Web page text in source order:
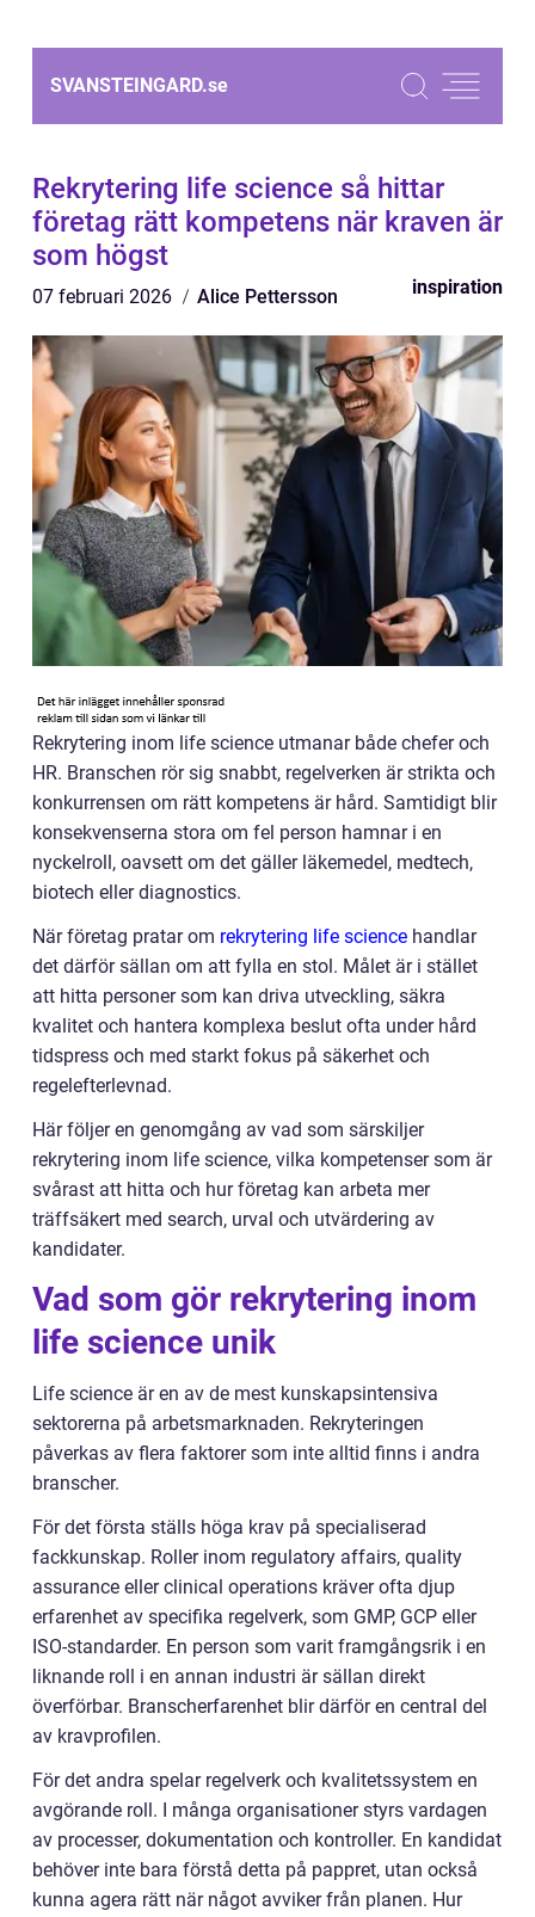
SVANSTEINGARD.se
Rekrytering life science så hittar
företag rätt kompetens när kraven är
som högst
07 februari 2026 Alice Pettersson inspiration
Rekrytering inom life science utmanar både chefer och
HR. Branschen rör sig snabbt, regelverken är strikta och
konkurrensen om rätt kompetens är hård. Samtidigt blir
konsekvenserna stora om fel person hamnar i en
nyckelroll, oavsett om det gäller läkemedel, medtech,
biotech eller diagnostics.
När företag pratar om rekrytering life science handlar
det därför sällan om att fylla en stol. Målet är i stället
att hitta personer som kan driva utveckling, säkra
kvalitet och hantera komplexa beslut ofta under hård
tidspress och med starkt fokus på säkerhet och
regelefterlevnad.
Här följer en genomgång av vad som särskiljer
rekrytering inom life science, vilka kompetenser som är
svårast att hitta och hur företag kan arbeta mer
träffsäkert med search, urval och utvärdering av
kandidater.
Vad som gör rekrytering inom
life science unik
Life science är en av de mest kunskapsintensiva
sektorerna på arbetsmarknaden. Rekryteringen
påverkas av flera faktorer som inte alltid finns i andra
branscher.
För det första ställs höga krav på specialiserad
fackkunskap. Roller inom regulatory affairs, quality
assurance eller clinical operations kräver ofta djup
erfarenhet av specifika regelverk, som GMP, GCP eller
ISO-standarder. En person som varit framgångsrik i en
liknande roll i en annan industri är sällan direkt
överförbar. Branscherfarenhet blir därför en central del
av kravprofilen.
För det andra spelar regelverk och kvalitetssystem en
avgörande roll. I många organisationer styrs vardagen
av processer, dokumentation och kontroller. En kandidat
behöver inte bara förstå detta på pappret, utan också
kunna agera rätt när något avviker från planen. Hur